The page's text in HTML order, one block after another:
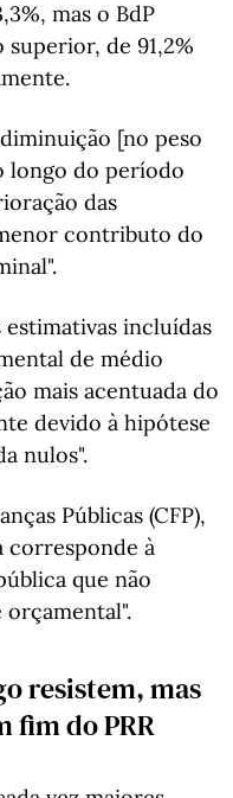
mas o BdP
de 91,2%
[no peso
longo do período
das
contributo do
estimativas incluídas
de médio
mais acentuada do
devido à hipótese
nulos".
Públicas (CFP),
corresponde à
que não
resistem, mas
fim do PRR